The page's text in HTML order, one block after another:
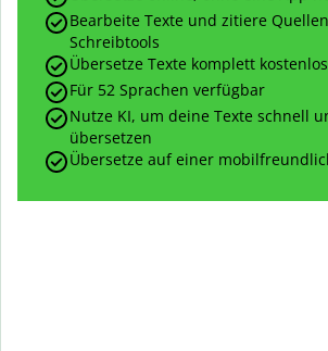
Bearbeite Texte und zitiere
Schreibtools
Übersetze Texte komplett kostenlos
Für 52 Sprachen verfügbar
Nutze KI, um deine Texte schnell
übersetzen
Übersetze auf einer